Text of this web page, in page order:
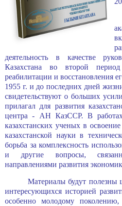
деятельность в качестве
Казахстана во второй
реабилитации и восстанов­ления
1955 г. и до последних дней
свидетельствуют о больших
прилагал для развития
центра - АН КазССР. В
казахстанских ученых в
казахстанской науки в
борьба за комплексность
и другие вопросы,
направлениями развития
Материалы будут полезны
интересующихся исто­рией
особенно молодому